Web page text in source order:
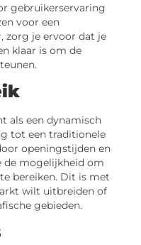
gebruikerservaring
voor een
zorg je ervoor dat je
klaar is om de
als een dynamisch
tot een traditionele
openingstijden en
de mogelijkheid om
bereiken. Dit is met
wilt uitbreiden of
gebieden.